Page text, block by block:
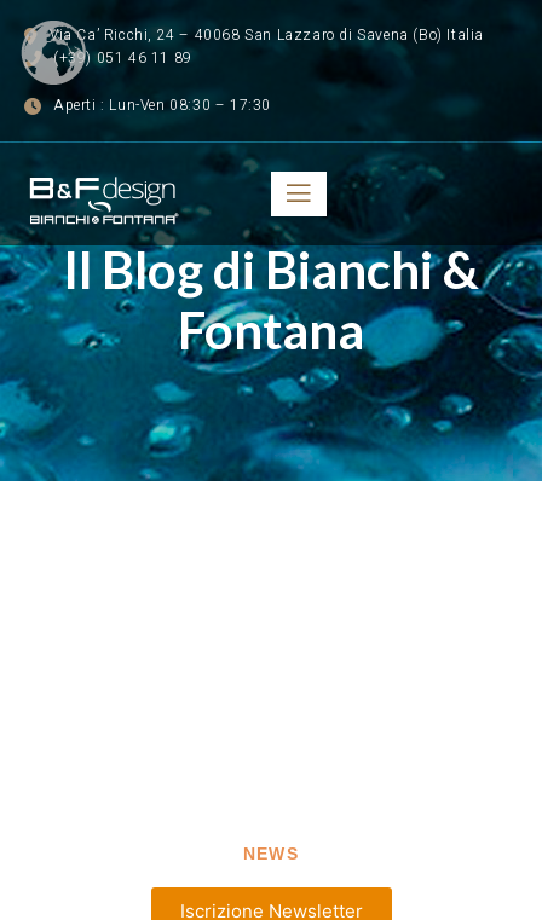
Via Ca’ Ricchi, 24 – 40068 San Lazzaro di Savena (Bo) Italia
(+39) 051 46 11 89
Aperti : Lun-Ven 08:30 – 17:30
Il Blog di Bianchi &
Fontana
NEWS
Iscrizione Newsletter